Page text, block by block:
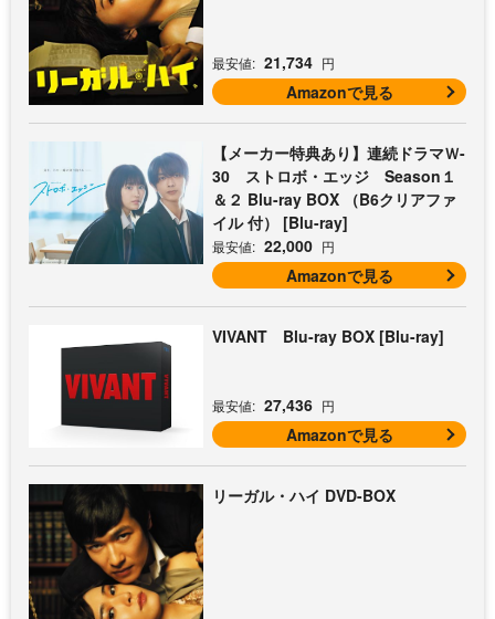
最安値: 21,734 円
Amazonで見る
【メーカー特典あり】連続ドラマＷ-
30 ストロボ・エッジ Season１
＆２ Blu-ray BOX （B6クリアファ
イル 付） [Blu-ray]
最安値: 22,000 円
Amazonで見る
VIVANT Blu-ray BOX [Blu-ray]
最安値: 27,436 円
Amazonで見る
リーガル・ハイ DVD-BOX